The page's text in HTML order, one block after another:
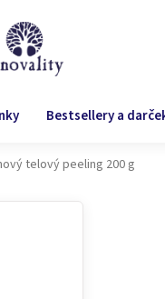
Bestsellery a
telový peeling 200 g